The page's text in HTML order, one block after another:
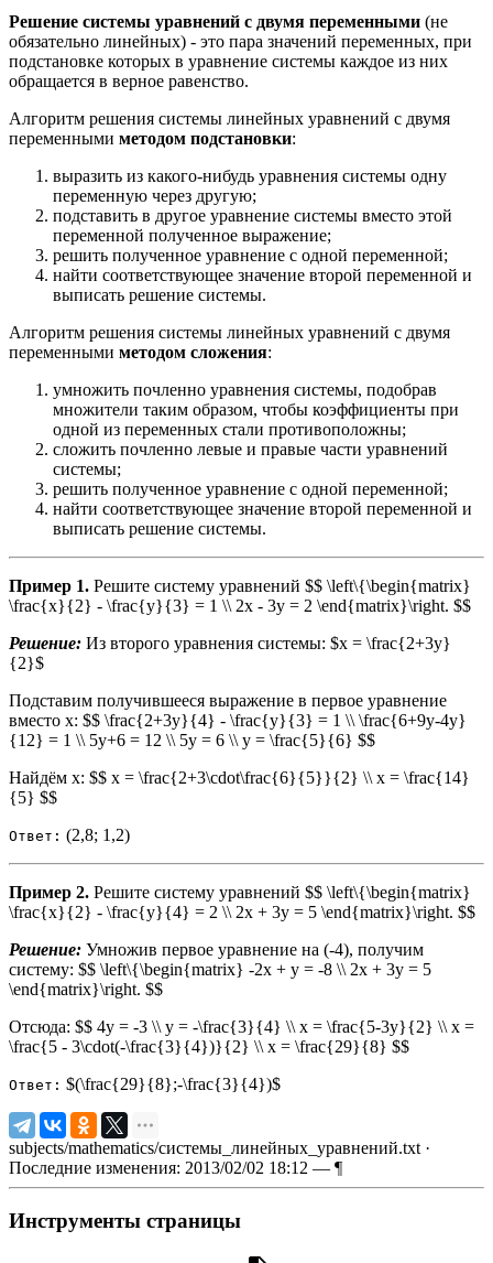
Решение системы уравнений с двумя переменными (не
обязательно линейных) - это пара значений переменных, при
подстановке которых в уравнение системы каждое из них
обращается в верное равенство.
Алгоритм решения системы линейных уравнений с двумя
переменными методом подстановки:
выразить из какого-нибудь уравнения системы одну
переменную через другую;
подставить в другое уравнение системы вместо этой
переменной полученное выражение;
решить полученное уравнение с одной переменной;
найти соответствующее значение второй переменной и
выписать решение системы.
Алгоритм решения системы линейных уравнений с двумя
переменными методом сложения:
умножить почленно уравнения системы, подобрав
множители таким образом, чтобы коэффициенты при
одной из переменных стали противоположны;
сложить почленно левые и правые части уравнений
системы;
решить полученное уравнение с одной переменной;
найти соответствующее значение второй переменной и
выписать решение системы.
Пример 1. Решите систему уравнений $$ \left\{\begin{matrix}
\frac{x}{2} - \frac{y}{3} = 1 \\ 2x - 3y = 2 \end{matrix}\right. $$
Решение: Из второго уравнения системы: $x = \frac{2+3y}
{2}$
Подставим получившееся выражение в первое уравнение
вместо х: $$ \frac{2+3y}{4} - \frac{y}{3} = 1 \\ \frac{6+9y-4y}
{12} = 1 \\ 5y+6 = 12 \\ 5y = 6 \\ y = \frac{5}{6} $$
Найдём x: $$ x = \frac{2+3\cdot\frac{6}{5}}{2} \\ x = \frac{14}
{5} $$
Ответ: (2,8; 1,2)
Пример 2. Решите систему уравнений $$ \left\{\begin{matrix}
\frac{x}{2} - \frac{y}{4} = 2 \\ 2x + 3y = 5 \end{matrix}\right. $$
Решение: Умножив первое уравнение на (-4), получим
систему: $$ \left\{\begin{matrix} -2x + y = -8 \\ 2x + 3y = 5
\end{matrix}\right. $$
Отсюда: $$ 4y = -3 \\ y = -\frac{3}{4} \\ x = \frac{5-3y}{2} \\ x =
\frac{5 - 3\cdot(-\frac{3}{4})}{2} \\ x = \frac{29}{8} $$
Ответ: $(\frac{29}{8};-\frac{3}{4})$
subjects/mathematics/системы_линейных_уравнений.txt ·
Последние изменения: 2013/02/02 18:12 — ¶
Инструменты страницы